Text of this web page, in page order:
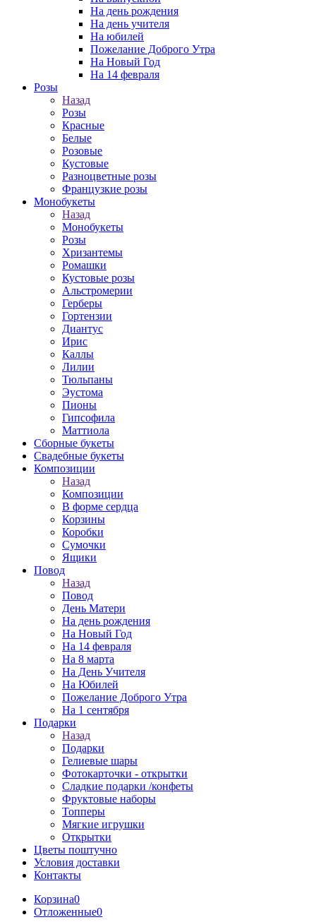
На день рождения
На день учителя
На юбилей
Пожелание Доброго Утра
На Новый Год
На 14 февраля
Розы
Назад
Розы
Красные
Белые
Розовые
Кустовые
Разноцветные розы
Французкие розы
Монобукеты
Назад
Монобукеты
Розы
Хризантемы
Ромашки
Кустовые розы
Альстромерии
Герберы
Гортензии
Диантус
Ирис
Каллы
Лилии
Тюльпаны
Эустома
Пионы
Гипсофила
Маттиола
Сборные букеты
Свадебные букеты
Композиции
Назад
Композиции
В форме сердца
Корзины
Коробки
Сумочки
Ящики
Повод
Назад
Повод
День Матери
На день рождения
На Новый Год
На 14 февраля
На 8 марта
На День Учителя
На Юбилей
Пожелание Доброго Утра
На 1 сентября
Подарки
Назад
Подарки
Гелиевые шары
Фотокарточки - открытки
Сладкие подарки /конфеты
Фруктовые наборы
Топперы
Мягкие игрушки
Открытки
Цветы поштучно
Условия доставки
Контакты
Корзина0
Отложенные0